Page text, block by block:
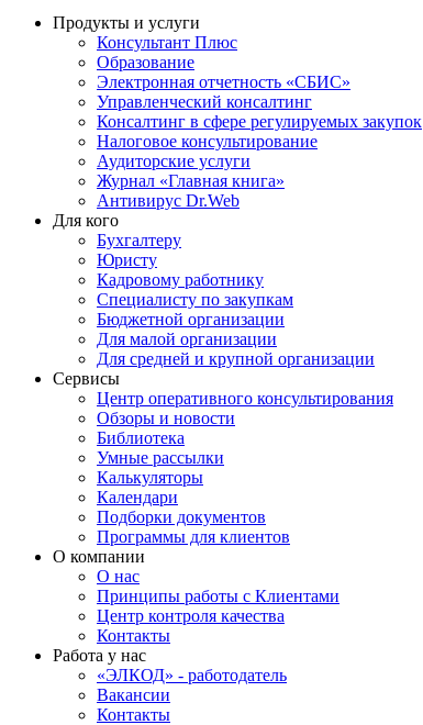
Продукты и услуги
Консультант Плюс
Образование
Электронная отчетность «СБИС»
Управленческий консалтинг
Консалтинг в сфере регулируемых закупок
Налоговое консультирование
Аудиторские услуги
Журнал «Главная книга»
Антивирус Dr.Web
Для кого
Бухгалтеру
Юристу
Кадровому работнику
Специалисту по закупкам
Бюджетной организации
Для малой организации
Для средней и крупной организации
Сервисы
Центр оперативного консультирования
Обзоры и новости
Библиотека
Умные рассылки
Калькуляторы
Календари
Подборки документов
Программы для клиентов
О компании
О нас
Принципы работы с Клиентами
Центр контроля качества
Контакты
Работа у нас
«ЭЛКОД» - работодатель
Вакансии
Контакты